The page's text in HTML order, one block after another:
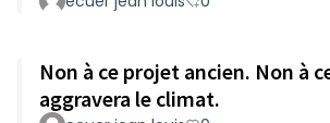
Non à ce projet ancien. Non à
aggravera le climat.